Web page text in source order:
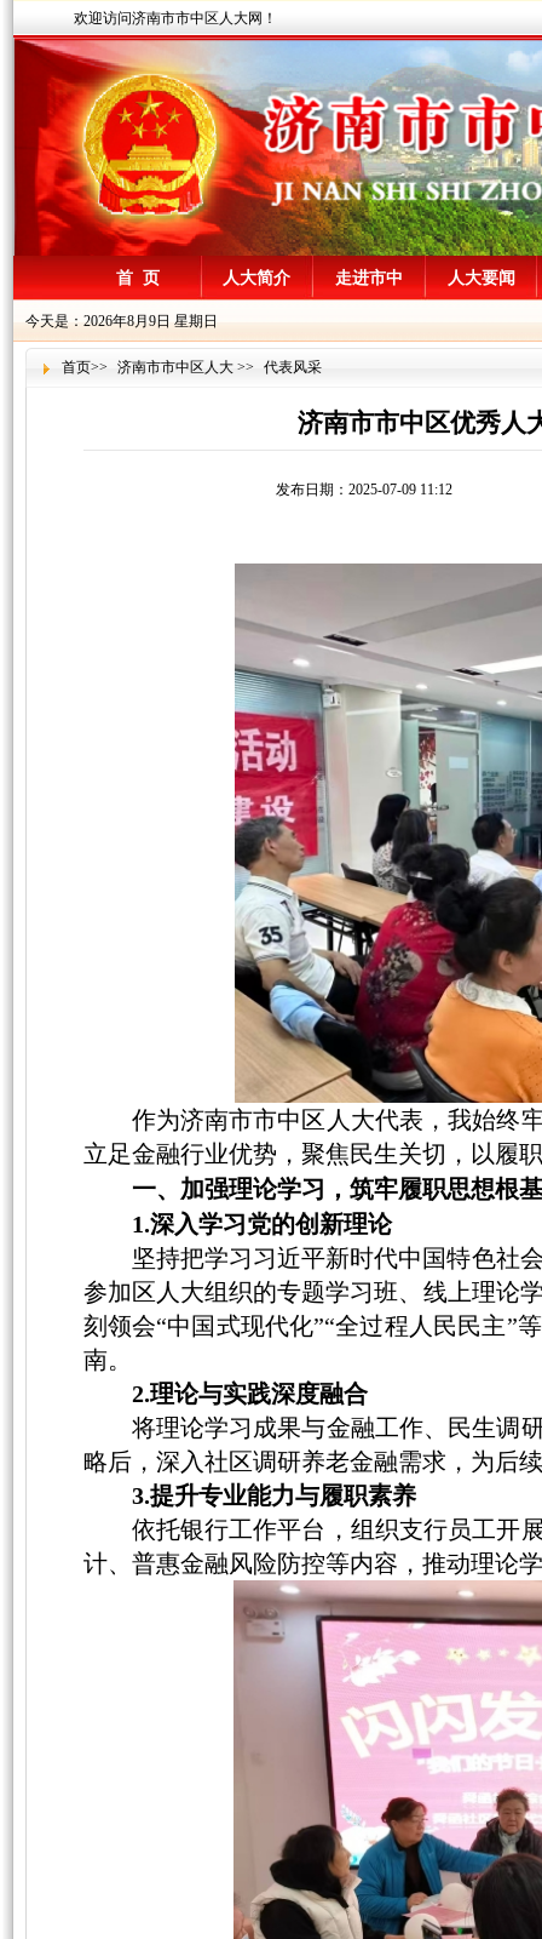
欢迎访问济南市市中区人大网！
首 页 人大简介 走进市中 人大要闻
今天是：2026年8月9日 星期日
首页>> 济南市市中区人大 >> 代表风采
济南市市中区优秀人
发布日期：2025-07-09 11:12
作为济南市市中区人大代表，我始终
立足金融行业优势，聚焦民生关切，以履
一、加强理论学习，筑牢履职思想根基
1.深入学习党的创新理论
坚持把学习习近平新时代中国特色社
参加区人大组织的专题学习班、线上理论
刻领会“中国式现代化”“全过程人民民主”
南。
2.理论与实践深度融合
将理论学习成果与金融工作、民生调
略后，深入社区调研养老金融需求，为后
3.提升专业能力与履职素养
依托银行工作平台，组织支行员工开
计、普惠金融风险防控等内容，推动理论